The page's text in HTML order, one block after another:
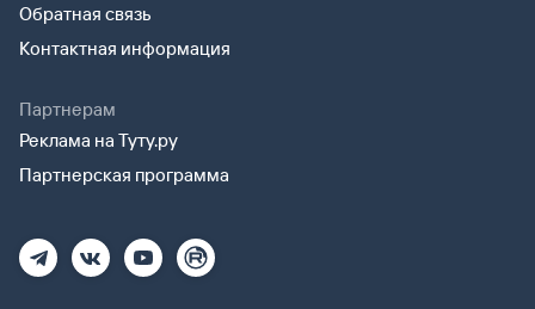
Обратная связь
Контактная информация
Партнерам
Реклама на Туту.ру
Партнерская программа